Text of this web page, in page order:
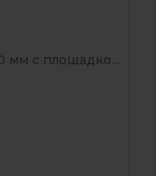
мм с площадко...